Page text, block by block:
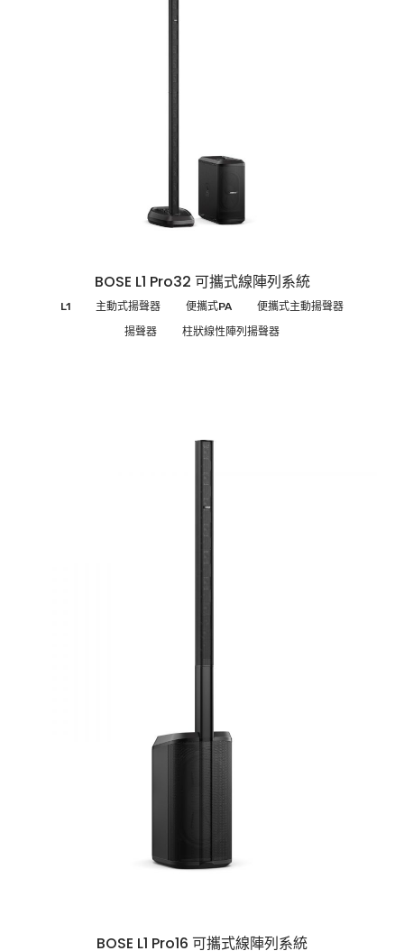
BOSE L1 Pro32 可攜式線陣列系統
L1 主動式揚聲器 便攜式PA
便攜式主動揚聲器
揚聲器
柱狀線性陣列揚聲器
BOSE L1 Pro16 可攜式線陣列系統